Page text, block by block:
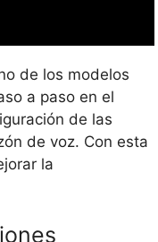
de los modelos
a paso en el
de las
de voz. Con esta
la